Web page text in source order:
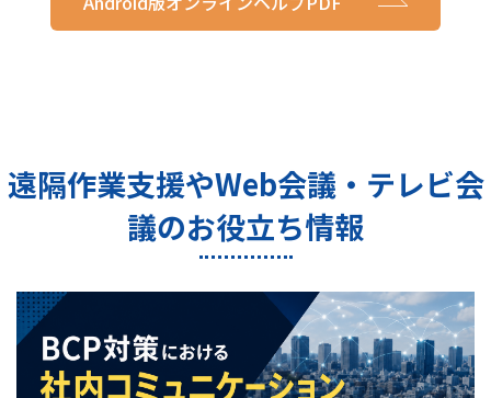
遠隔作業支援やWeb会議・テレビ会
議のお役立ち情報